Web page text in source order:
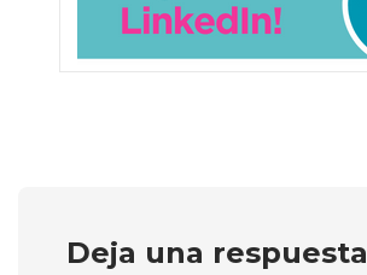
Deja una respuesta